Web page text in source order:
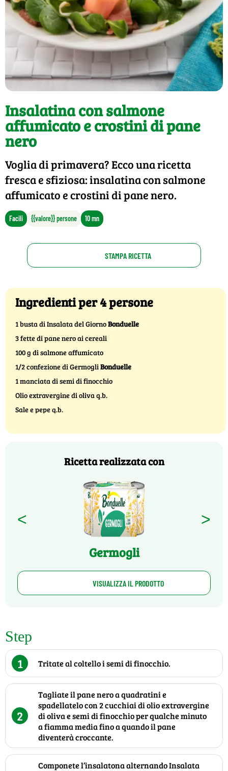
Insalatina con salmone
affumicato e crostini di pane
nero
Voglia di primavera? Ecco una ricetta
fresca e sfiziosa: insalatina con salmone
affumicato e crostini di pane nero.
Facili {{valore}} persone 10 mn
STAMPA RICETTA
Ingredienti per 4 persone
1 busta di Insalata del GiornoBonduelle
3 fette di pane nero ai cereali
100 g di salmone affumicato
1/2 confezione di GermogliBonduelle
1 manciata di semi di finocchio
Olio extravergine di oliva q.b.
Sale e pepe q.b.
Ricetta realizzata con
<
Germogli
>
VISUALIZZA IL PRODOTTO
Step
1
Tritate al coltello i semi di finocchio.
2
Tagliate il pane nero a quadratini e
spadellatelo con 2 cucchiai di olio extravergine
di oliva e semi di finocchio per qualche minuto
a fiamma media fino a quando il pane
diventerà croccante.
Componete l’insalatona alternando Insalata